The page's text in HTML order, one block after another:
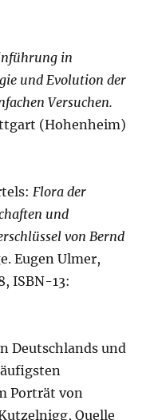
in
und Evolution der
Versuchen.
(Hohenheim)
Flora der
und
von Bernd
Eugen Ulmer,
ISBN-13:
Deutschlands und
Porträt von
Quelle